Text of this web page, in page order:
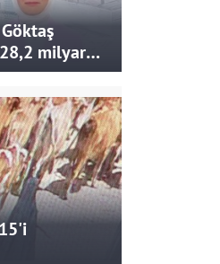
28,2 milyar